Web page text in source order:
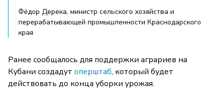
Фёдор Дерека, министр сельского хозяйства и
перерабатывающей промышленности Краснодарского
края
Ранее сообщалось для поддержки аграриев на
Кубани создадут оперштаб, который будет
действовать до конца уборки урожая.